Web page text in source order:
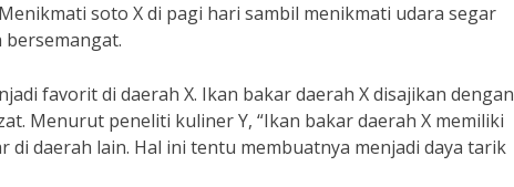
soto X di pagi hari sambil menikmati udara segar
favorit di daerah X. Ikan bakar daerah X disajikan dengan
Menurut peneliti kuliner Y, “Ikan bakar daerah X memiliki
daerah lain. Hal ini tentu membuatnya menjadi daya tarik